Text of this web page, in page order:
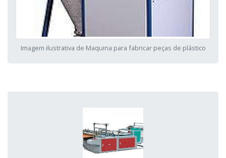
Imagem ilustrativa de Maquina para fabricar peças de plástico